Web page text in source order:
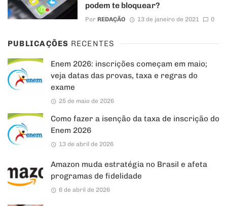
podem te bloquear?
Por REDAÇÃO 13 de janeiro de 2021 0
PUBLICAÇÕES RECENTES
Enem 2026: inscrições começam em maio;
veja datas das provas, taxa e regras do
exame
25 de maio de 2026
Como fazer a isenção da taxa de inscrição do
Enem 2026
13 de abril de 2026
Amazon muda estratégia no Brasil e afeta
programas de fidelidade
6 de abril de 2026